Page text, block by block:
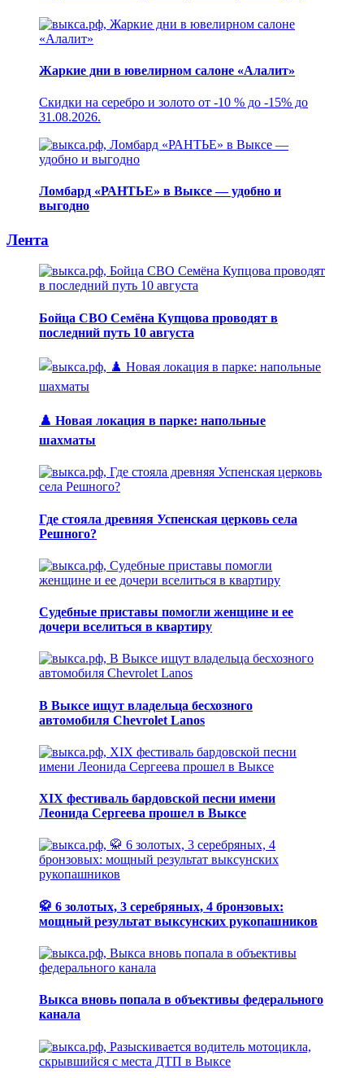
Жаркие дни в ювелирном салоне «Алалит»
Скидки на серебро и золото от -10 % до -15% до
31.08.2026.
Ломбард «РАНТЬЕ» в Выксе — удобно и
выгодно
Лента
Бойца СВО Семёна Купцова проводят в
последний путь 10 августа
♟️ Новая локация в парке: напольные
шахматы
Где стояла древняя Успенская церковь села
Решного?
Судебные приставы помогли женщине и ее
дочери вселиться в квартиру
В Выксе ищут владельца бесхозного
автомобиля Chevrolet Lanos
XIX фестиваль бардовской песни имени
Леонида Сергеева прошел в Выксе
🥋 6 золотых, 3 серебряных, 4 бронзовых:
мощный результат выксунских рукопашников
Выкса вновь попала в объективы федерального
канала